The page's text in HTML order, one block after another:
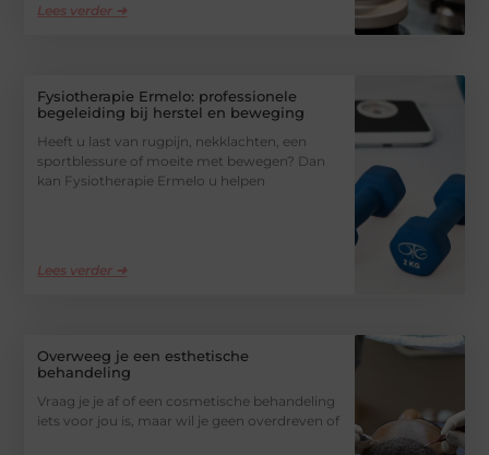
Lees verder ➜
Fysiotherapie Ermelo: professionele
begeleiding bij herstel en beweging
Heeft u last van rugpijn, nekklachten, een
sportblessure of moeite met bewegen? Dan
kan Fysiotherapie Ermelo u helpen
Lees verder ➜
Overweeg je een esthetische
behandeling
Vraag je je af of een cosmetische behandeling
iets voor jou is, maar wil je geen overdreven of